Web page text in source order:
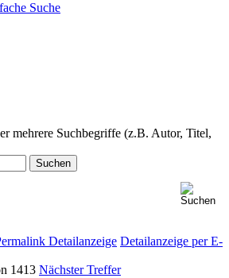
Suche
mehrere Suchbegriffe (z.B. Autor, Titel,
Detailanzeige Detailanzeige per E-
1413 Nächster Treffer